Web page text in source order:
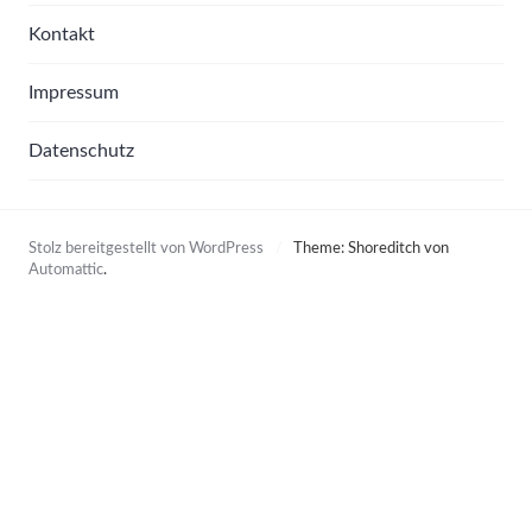
Kontakt
Impressum
Datenschutz
Stolz bereitgestellt von WordPress
Theme: Shoreditch von
Automattic.